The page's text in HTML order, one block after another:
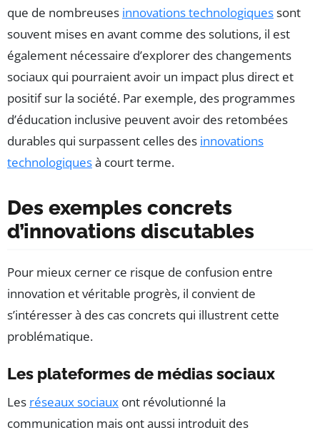
que de nombreuses innovations technologiquessont
souvent mises en avant comme des solutions, il est
également nécessaire d’explorer des changements
sociaux qui pourraient avoir un impact plus direct et
positif sur la société. Par exemple, des programmes
d’éducation inclusive peuvent avoir des retombées
durables qui surpassent celles des innovations
technologiquesà court terme.
Des exemples concrets
d’innovations discutables
Pour mieux cerner ce risque de confusion entre
innovation et véritable progrès, il convient de
s’intéresser à des cas concrets qui illustrent cette
problématique.
Les plateformes de médias sociaux
Les réseaux sociaux ont révolutionné la
communication mais ont aussi introduit des